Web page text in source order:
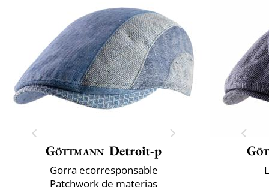
Göttmann Detroit-p
Gorra ecorresponsable
Patchwork de materias